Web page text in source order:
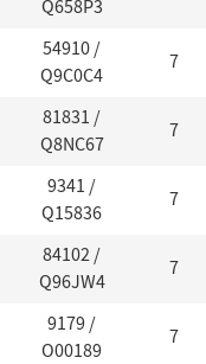
Q658P3
54910 /
Q9C0C4
7
81831 /
Q8NC67
7
9341 /
Q15836
7
84102 /
Q96JW4
7
9179 /
O00189
7